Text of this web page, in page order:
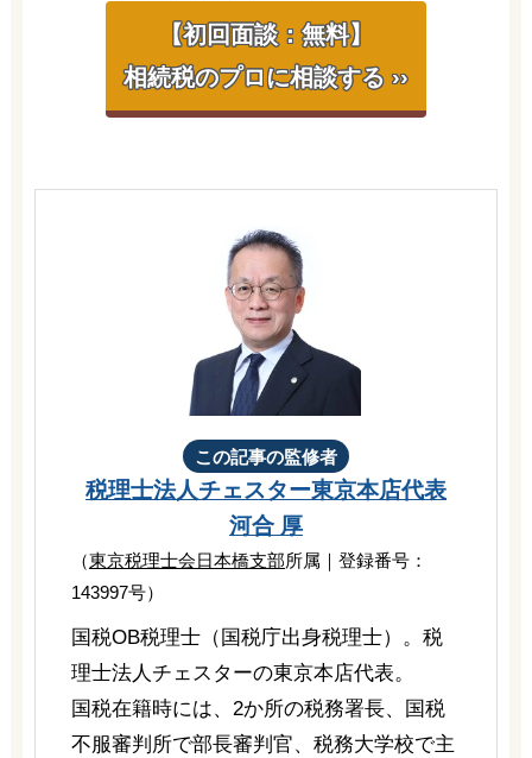
【初回面談：無料】
相続税のプロに相談する ››
この記事の監修者
税理士法人チェスター東京本店代表
河合 厚
（東京税理士会日本橋支部所属｜登録番号：
143997号）
国税OB税理士（国税庁出身税理士）。税
理士法人チェスターの東京本店代表。
国税在籍時には、2か所の税務署長、国税
不服審判所で部長審判官、税務大学校で主